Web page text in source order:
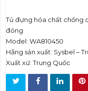
Tủ đựng hóa chất chống
đóng
Model: WA810450
Hãng sản xuất: Sysbel –
Xuất xứ: Trung Quốc